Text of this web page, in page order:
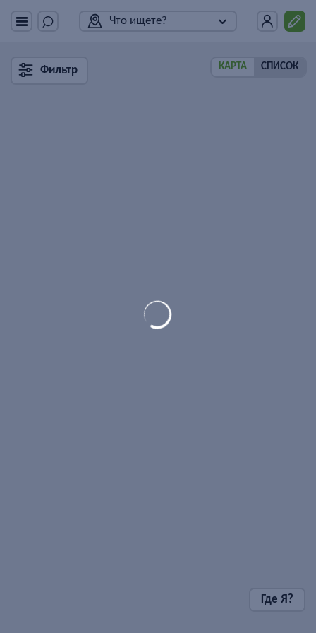
Что ищете?
Где Я?
Фильтр КАРТА СПИСОК